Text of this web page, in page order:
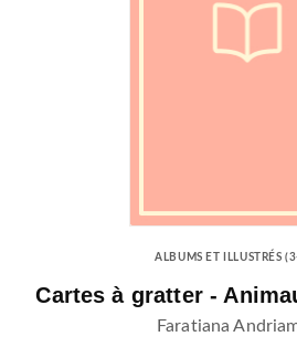
ALBUMS ET ILLUSTRÉS
Cartes à gratter -
Faratiana